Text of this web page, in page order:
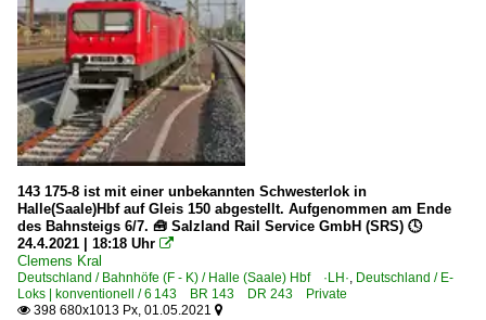
143 175-8 ist mit einer unbekannten Schwesterlok in
Halle(Saale)Hbf auf Gleis 150 abgestellt. Aufgenommen am Ende
des Bahnsteigs 6/7. 🧰 Salzland Rail Service GmbH (SRS) 🕓
24.4.2021 | 18:18 Uhr 
Clemens Kral
Deutschland / Bahnhöfe (F - K) / Halle (Saale) Hbf ·LH·, Deutschland / E-
Loks | konventionell / 6 143 BR 143 DR 243 Private
 398 680x1013 Px, 01.05.2021 